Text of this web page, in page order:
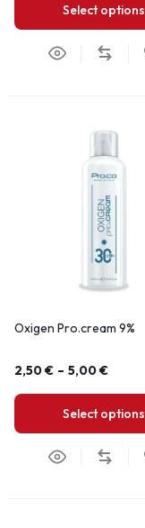
Select options
Oxigen Pro.cream 9%
2,50€ – 5,00€
Select options